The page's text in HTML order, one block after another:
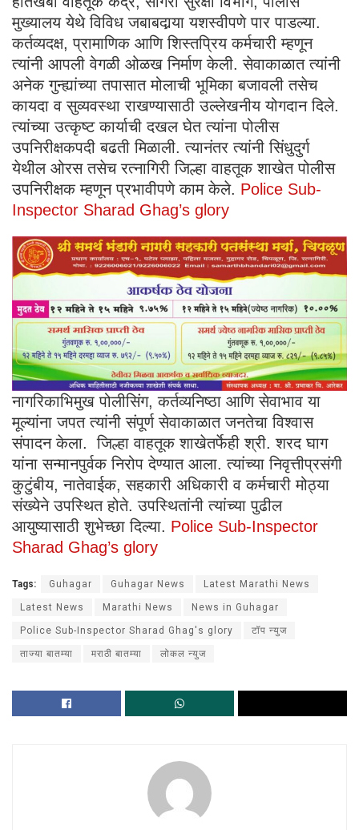
मुख्यालय येथे विविध जबाबदार्‍या यशस्वीपणे पार पाडल्या.
कर्तव्यदक्ष, प्रामाणिक आणि शिस्तप्रिय कर्मचारी म्हणून
त्यांनी आपली वेगळी ओळख निर्माण केली. सेवाकाळात त्यांनी
अनेक गुन्ह्यांच्या तपासात मोलाची भूमिका बजावली तसेच
कायदा व सुव्यवस्था राखण्यासाठी उल्लेखनीय योगदान दिले.
त्यांच्या उत्कृष्ट कार्याची दखल घेत त्यांना पोलीस
उपनिरीक्षकपदी बढती मिळाली. त्यानंतर त्यांनी सिंधुदुर्ग
येथील ओरस तसेच रत्नागिरी जिल्हा वाहतूक शाखेत पोलीस
उपनिरीक्षक म्हणून प्रभावीपणे काम केले. Police Sub-
Inspector Sharad Ghag’s glory
नागरिकाभिमुख पोलीसिंग, कर्तव्यनिष्ठा आणि सेवाभाव या
मूल्यांना जपत त्यांनी संपूर्ण सेवाकाळात जनतेचा विश्वास
संपादन केला. जिल्हा वाहतूक शाखेतर्फेही श्री. शरद घाग
यांना सन्मानपुर्वक निरोप देण्यात आला. त्यांच्या निवृत्तीप्रसंगी
कुटुंबीय, नातेवाईक, सहकारी अधिकारी व कर्मचारी मोठ्या
संख्येने उपस्थित होते. उपस्थितांनी त्यांच्या पुढील
आयुष्यासाठी शुभेच्छा दिल्या. Police Sub-Inspector
Sharad Ghag’s glory
Tags: Guhagar Guhagar News Latest Marathi News
Latest News Marathi News News in Guhagar
Police Sub-Inspector Sharad Ghag's glory टॉप न्युज
ताज्या बातम्या मराठी बातम्या लोकल न्युज